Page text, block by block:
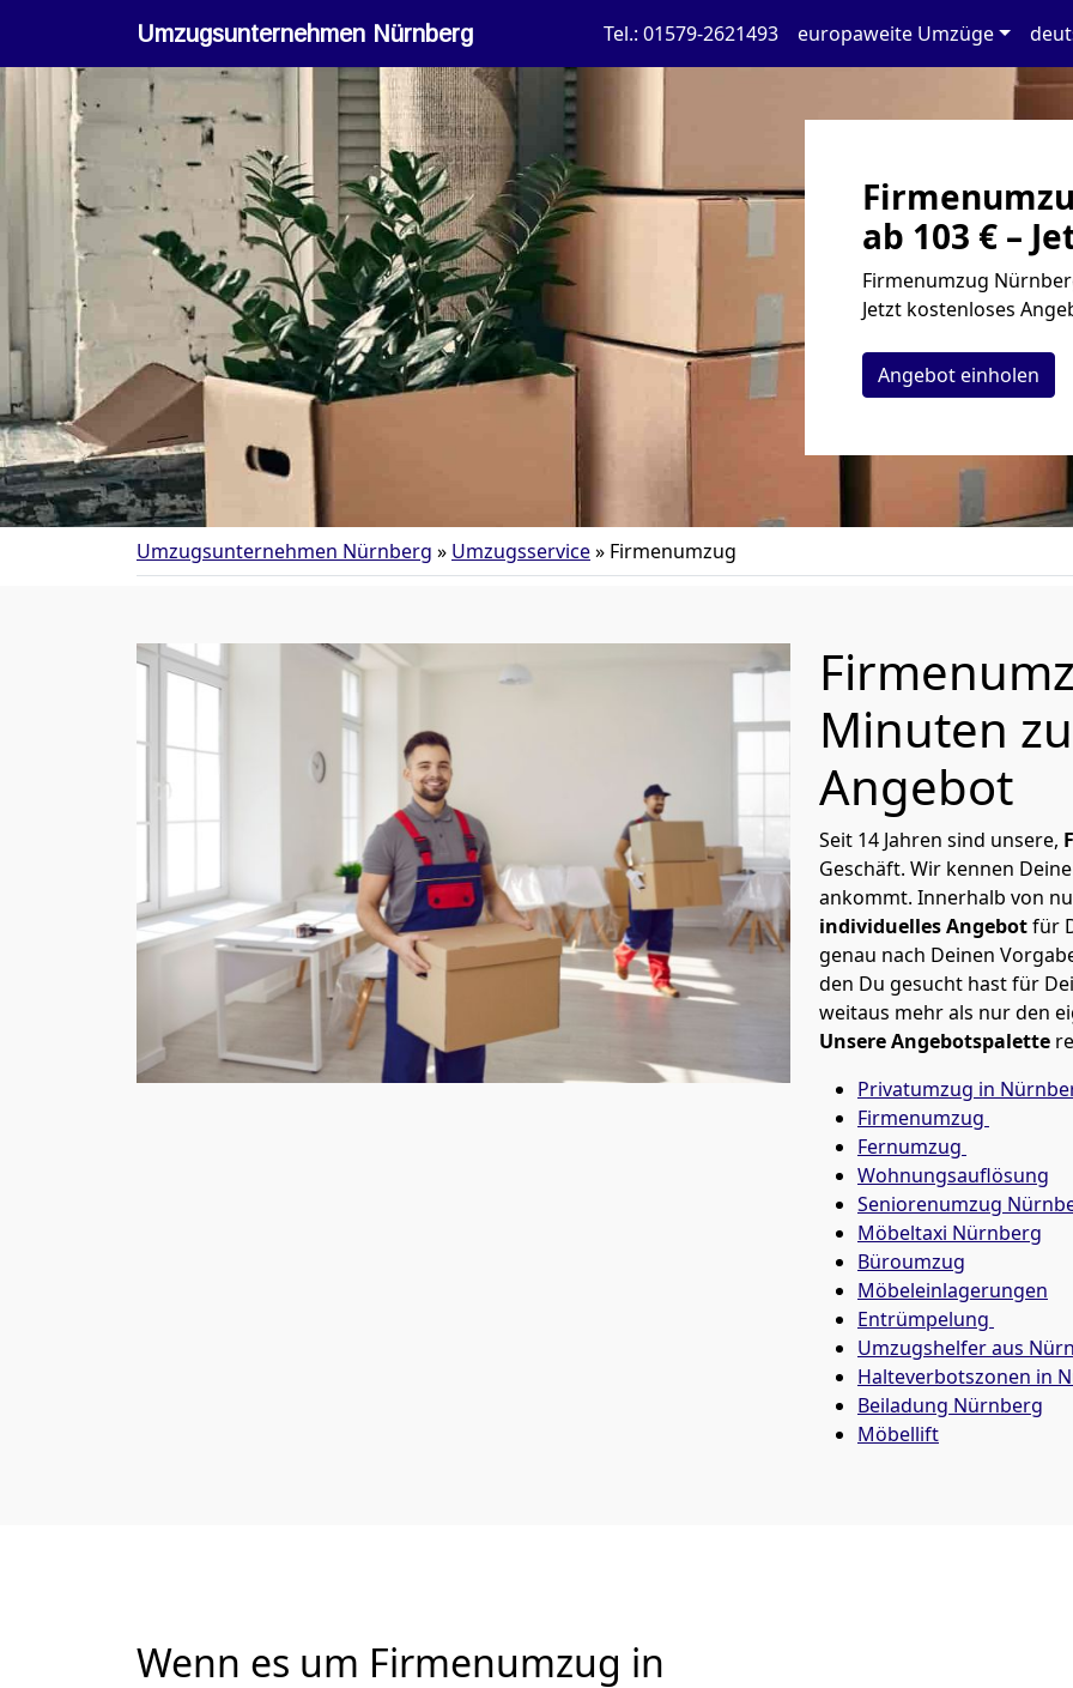
Umzugsunternehmen Nürnberg Tel.: 01579-2621493 europaweite Umzüge
ab 103 € –
Firmenumzug
Jetzt kostenloses
Angebot einholen
Umzugsunternehmen Nürnberg » Umzugsservice» Firmenumzug
Minuten
Angebot
Seit 14 Jahren sind unsere,
Geschäft. Wir kennen
ankommt. Innerhalb von
individuelles Angebotfür
genau nach Deinen
den Du gesucht hast für
weitaus mehr als nur den
Unsere Angebotspalette
Privatumzug in
Firmenumzug
Fernumzug
Wohnungsauflösung
Seniorenumzug
Möbeltaxi Nürnberg
Büroumzug
Möbeleinlagerungen
Entrümpelung
Umzugshelfer aus
Halteverbotszonen in
Beiladung Nürnberg
Möbellift
Wenn es um Firmenumzug in